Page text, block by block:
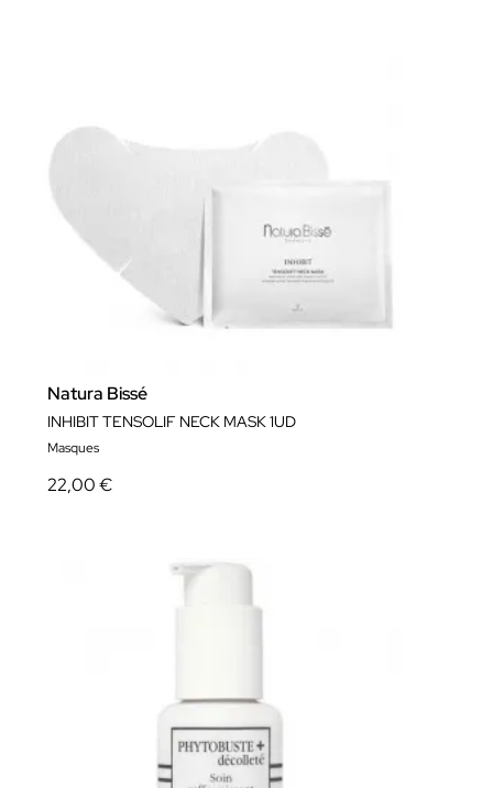
Natura Bissé
INHIBIT TENSOLIF NECK MASK 1UD
Masques
22,00 €